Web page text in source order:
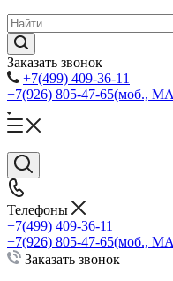
Заказать звонок
+7(499) 409-36-11
+7(926) 805-47-65(моб.,
Телефоны
+7(499) 409-36-11
+7(926) 805-47-65(моб.,
Заказать звонок